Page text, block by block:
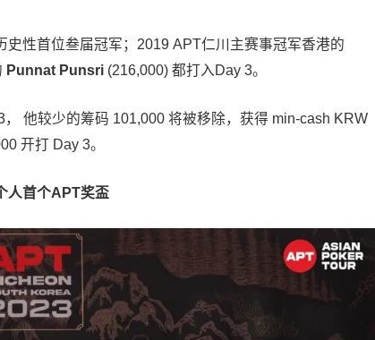
史性首位叁届冠军；2019 APT仁川主赛事冠军香港的
Punnat Punsri (216,000) 都打入Day 3。
他较少的筹码 101,000 将被移除，获得 min-cash KRW
开打 Day 3。
人首个APT奖盃